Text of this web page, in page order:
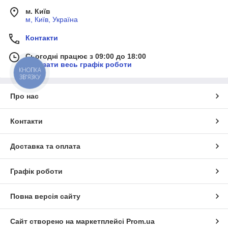
м. Київ
м, Київ, Україна
Контакти
Сьогодні працює з 09:00 до 18:00
Показати весь графік роботи
Про нас
Контакти
Доставка та оплата
Графік роботи
Повна версія сайту
Сайт створено на маркетплейсі Prom.ua
КНОПКА
ЗВ'ЯЗКУ